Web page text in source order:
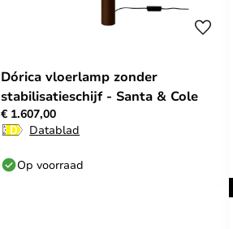
Dórica vloerlamp zonder
stabilisatieschijf - Santa & Cole
€ 1.607,00
Datablad
Op voorraad